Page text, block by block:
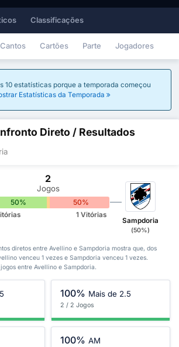
Classificações
Cantos Cartões Parte Jogadores
10 estatísticas porque a temporada começou
Estatísticas da Temporada
Direto / Resultados
2
Jogos
50% 50%
1 Vitórias
Sampdoria
(50%)
diretos entre Avellino e Sampdoria mostra que, dos
venceu 1 vezes e Sampdoria venceu 1 vezes.
entre Avellino e Sampdoria.
100% Mais de 2.5
2 / 2 Jogos
100% AM